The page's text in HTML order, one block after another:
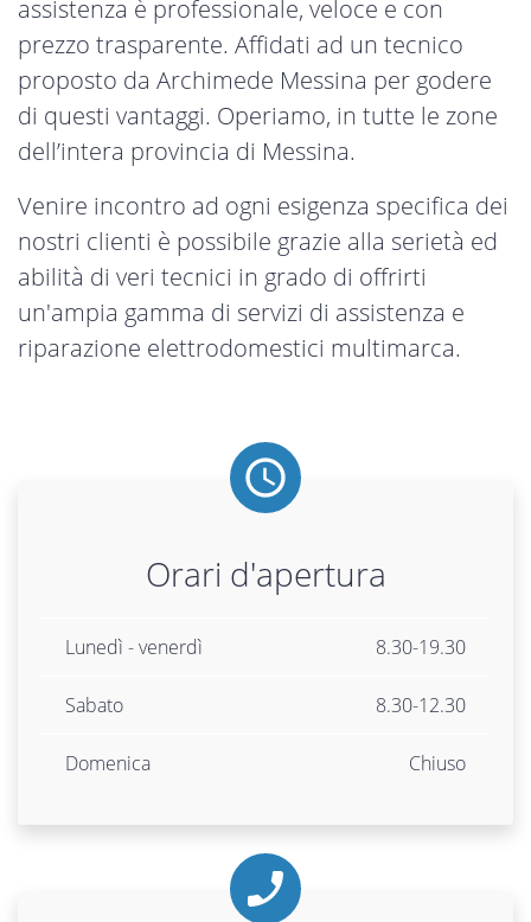
assistenza è professionale, veloce e con
prezzo trasparente. Affidati ad un tecnico
proposto da Archimede Messina per godere
di questi vantaggi. Operiamo, in tutte le zone
dell’intera provincia di Messina.
Venire incontro ad ogni esigenza specifica dei
nostri clienti è possibile grazie alla serietà ed
abilità di veri tecnici in grado di offrirti
un'ampia gamma di servizi di assistenza e
riparazione elettrodomestici multimarca.
Orari d'apertura
Lunedì - venerdì 8.30-19.30
Sabato 8.30-12.30
Domenica Chiuso